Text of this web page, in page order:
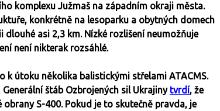
komplexu Južmaš na západním okraji města.
konkrétně na lesoparku a obytných domech
asi 2,3 km. Nízké rozlišení neumožňuje
není nikterak rozsáhlé.
k útoku několika balistickými střelami ATACMS.
štáb Ozbrojených sil Ukrajiny tvrdí, že
S-400. Pokud je to skutečně pravda, je